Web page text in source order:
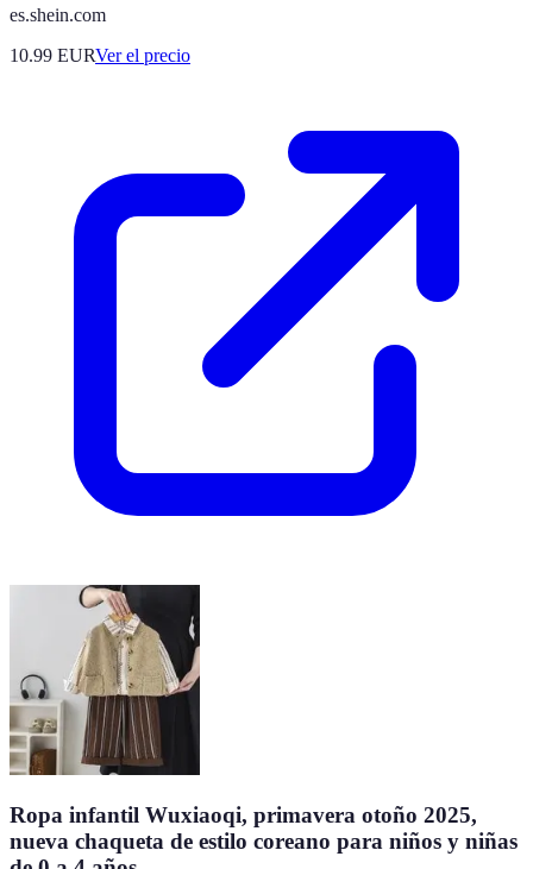
es.shein.com
10.99 EURVer el precio
Ropa infantil Wuxiaoqi, primavera otoño 2025,
nueva chaqueta de estilo coreano para niños y niñas